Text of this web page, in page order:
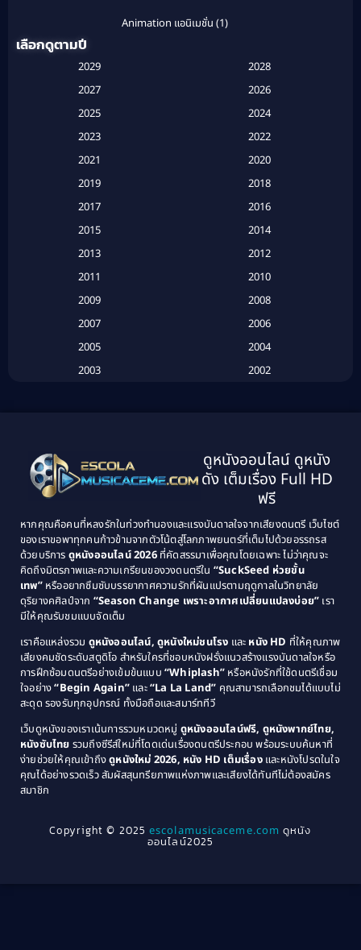
Animation แอนิเมชั่น (1)
Based on a True Story สร้างจากเรื่องจริง(2)
Based on a True Story เรื่องจริง (20)
Based on a True Story เรื่องจริง (16)
(134)
Classic หนังคลาสสิก(21)
Classic หนังคลาสสิก(25)
Comedy ตลก(46)
Comedy ตลก(515)
Coming of Age ก้าวพ้นวัย(1)
Coming-of-Age(3)
Community(1)
Crime อาชญากรรม(78)
Cult Film(4)
เลือกดูตามปี
2029
2028
2027
2026
2025
2024
2023
2022
2021
2020
2019
2018
2017
2016
2015
2014
2013
2012
2011
2010
2009
2008
2007
2006
2005
2004
2003
2002
1995
1994
1993
1992
1989
1988
1987
1986
1985
1984
1983
1982
1979
1978
1976
1975
1974
1971
1970
1969
1968
1964
1963
1940
ดูหนังออนไลน์ ดูหนัง
ดัง เต็มเรื่อง Full HD
ฟรี
หากคุณคือคนที่หลงรักในท่วงทำนองและแรงบันดาลใจจากเสียงดนตรี เว็บไซต์
ของเราขอพาทุกคนก้าวข้ามจากตัวโน้ตสู่โลกภาพยนตร์ที่เต็มไปด้วยอรรถรส
ด้วยบริการ ดูหนังออนไลน์ 2026ที่คัดสรรมาเพื่อคุณโดยเฉพาะ ไม่ว่าคุณจะ
คิดถึงมิตรภาพและความเกรียนของวงดนตรีใน “SuckSeed ห่วยขั้น
เทพ”หรืออยากซึมซับบรรยากาศความรักที่ผันแปรตามฤดูกาลในวิทยาลัย
ดุริยางคศิลป์จาก “Season Change เพราะอากาศเปลี่ยนแปลงบ่อย” เรา
มีให้คุณรับชมแบบจัดเต็ม
เราคือแหล่งรวม ดูหนังออนไลน์, ดูหนังใหม่ชนโรง และ หนัง HD ที่ให้คุณภาพ
เสียงคมชัดระดับสตูดิโอ สำหรับใครที่ชอบหนังฝรั่งแนวสร้างแรงบันดาลใจหรือ
การฝึกซ้อมดนตรีอย่างเข้มข้นแบบ “Whiplash” หรือหนังรักที่ใช้ดนตรีเชื่อม
ใจอย่าง“Begin Again” และ“La La Land” คุณสามารถเลือกชมได้แบบไม่
สะดุด รองรับทุกอุปกรณ์ ทั้งมือถือและสมาร์ททีวี
เว็บดูหนังของเราเน้นการรวมหมวดหมู่ ดูหนังออนไลน์ฟรี, ดูหนังพากย์ไทย,
หนังซับไทย รวมถึงซีรีส์ใหม่ที่โดดเด่นเรื่องดนตรีประกอบ พร้อมระบบค้นหาที่
ง่ายช่วยให้คุณเข้าถึงดูหนังใหม่ 2026, หนัง HD เต็มเรื่องและหนังโปรดในใจ
คุณได้อย่างรวดเร็ว สัมผัสสุนทรียภาพแห่งภาพและเสียงได้ทันทีไม่ต้องสมัคร
สมาชิก
Copyright © 2025escolamusicaceme.com ดูหนัง
ออนไลน์2025